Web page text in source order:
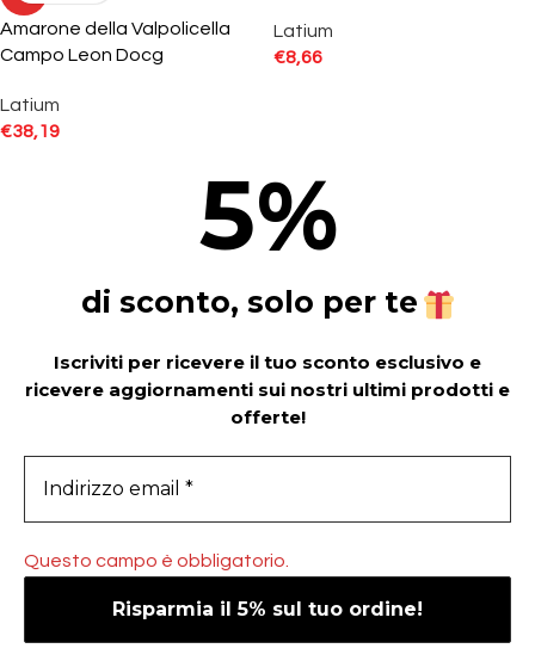
Amarone della Valpolicella
Campo Leon Docg
Latium
€38,19
Latium
€8,66
5%
di sconto, solo per te
Iscriviti per ricevere il tuo sconto esclusivo e
ricevere aggiornamenti sui nostri ultimi prodotti e
offerte!
Questo campo è obbligatorio.